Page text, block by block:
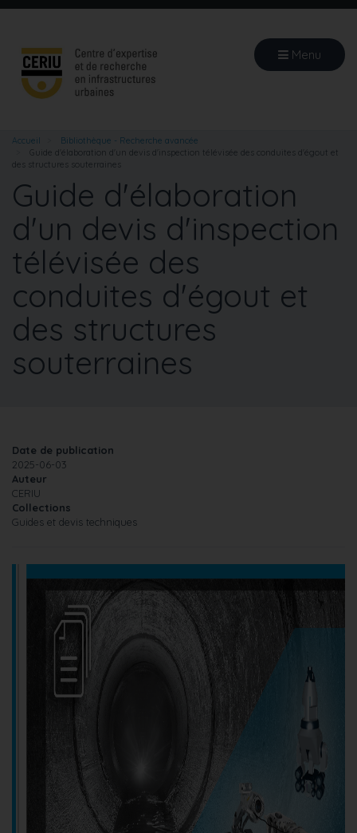
Aller
principal
Menu
Accueil
Bibliothèque - Recherche avancée
Guide d'élaboration d'un devis d'inspection télévisée des conduites d'égout et
des structures souterraines
Guide d'élaboration
d'un devis d'inspection
télévisée des
conduites d'égout et
des structures
souterraines
Date de publication
2025-06-03
Auteur
CERIU
Collections
Guides et devis techniques